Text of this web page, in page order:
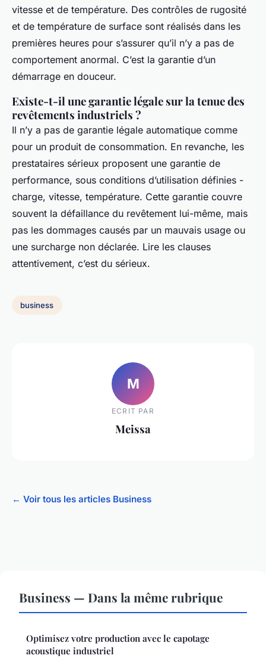
vitesse et de température. Des contrôles de rugosité
et de température de surface sont réalisés dans les
premières heures pour s’assurer qu’il n’y a pas de
comportement anormal. C’est la garantie d’un
démarrage en douceur.
Existe-t-il une garantie légale sur la tenue des
revêtements industriels ?
Il n’y a pas de garantie légale automatique comme
pour un produit de consommation. En revanche, les
prestataires sérieux proposent une garantie de
performance, sous conditions d’utilisation définies -
charge, vitesse, température. Cette garantie couvre
souvent la défaillance du revêtement lui-même, mais
pas les dommages causés par un mauvais usage ou
une surcharge non déclarée. Lire les clauses
attentivement, c’est du sérieux.
business
M
ECRIT PAR
Meissa
← Voir tous les articles Business
Business — Dans la même rubrique
Optimisez votre production avec le capotage
acoustique industriel